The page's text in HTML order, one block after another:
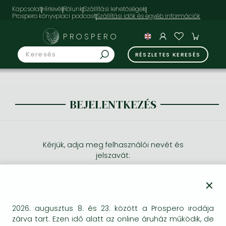
KapcsolatHírlevélRólunkSzállítási lehetőségek
Prospero könyvpiaci podcast
PROSPERO
RÉSZLETES KERESÉS
BEJELENTKEZÉS
Kérjük, adja meg felhasználói nevét és
jelszavát:
×
2026. augusztus 8. és 23. között a Prospero irodája
zárva tart. Ezen idő alatt az online áruház működik, de